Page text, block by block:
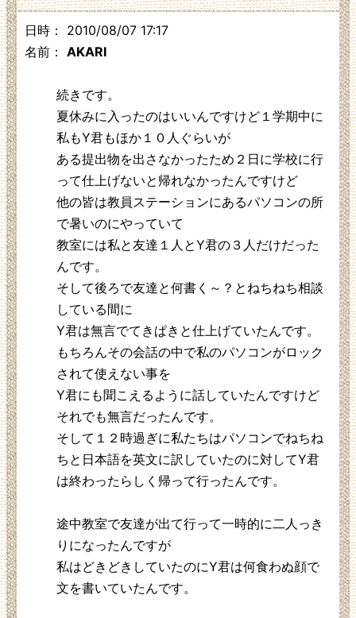
日時： 2010/08/07 17:17
名前： AKARI
続きです。
夏休みに入ったのはいいんですけど１学期中に
私もY君もほか１０人ぐらいが
ある提出物を出さなかったため２日に学校に行
って仕上げないと帰れなかったんですけど
他の皆は教員ステーションにあるパソコンの所
で暑いのにやっていて
教室には私と友達１人とY君の３人だけだった
んです。
そして後ろで友達と何書く～？とねちねち相談
している間に
Y君は無言でてきぱきと仕上げていたんです。
もちろんその会話の中で私のパソコンがロック
されて使えない事を
Y君にも聞こえるように話していたんですけど
それでも無言だったんです。
そして１２時過ぎに私たちはパソコンでねちね
ちと日本語を英文に訳していたのに対してY君
は終わったらしく帰って行ったんです。
途中教室で友達が出て行って一時的に二人っき
りになったんですが
私はどきどきしていたのにY君は何食わぬ顔で
文を書いていたんです。